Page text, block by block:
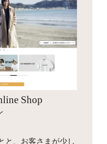
するロゴマークをデザイ
力
す。
録など、ご状況に合わせ
サーがSNSでPR投稿する
ションの獲得を目指しま
ブランディングデザイン
Shop
と、お客さまが少し